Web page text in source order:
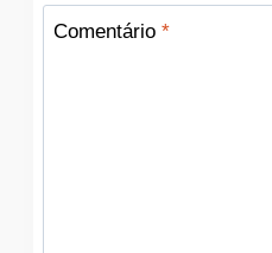
Comentário *